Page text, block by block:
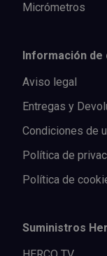
Micrómetros
Información de
Aviso legal
Entregas y
Condiciones de
Política de
Política de
Suministros